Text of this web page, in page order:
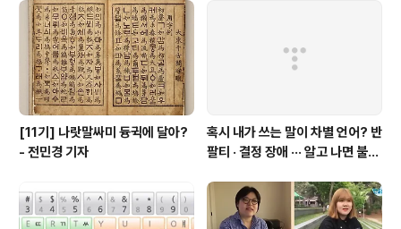
[11기] 나랏말싸미 듕귁에 달아?
- 전민경 기자
혹시 내가 쓰는 말이 차별 언어? 반
팔티 · 결정 장애 ··· 알고 나면 불편